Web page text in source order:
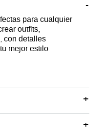
para cualquier
outfits,
con detalles
mejor estilo